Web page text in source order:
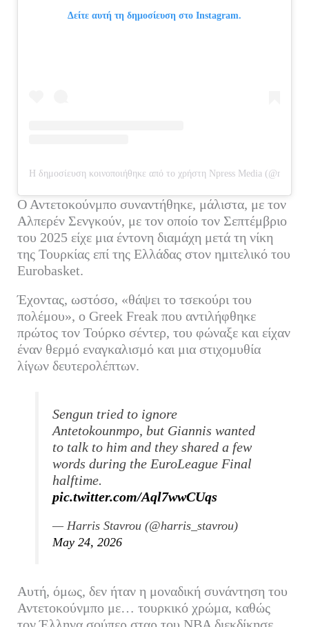
Δείτε αυτή τη δημοσίευση στο Instagram.
Η δημοσίευση κοινοποιήθηκε από το χρήστη Npress Media
Ο Αντετοκούνμπο συναντήθηκε, μάλιστα, με τον
Αλπερέν Σενγκούν, με τον οποίο τον Σεπτέμβριο
του 2025 είχε μια έντονη διαμάχη μετά τη νίκη
της Τουρκίας επί της Ελλάδας στον ημιτελικό του
Eurobasket.
Έχοντας, ωστόσο, «θάψει το τσεκούρι του
πολέμου», ο Greek Freak που αντιλήφθηκε
πρώτος τον Τούρκο σέντερ, του φώναξε και είχαν
έναν θερμό εναγκαλισμό και μια στιχομυθία
λίγων δευτερολέπτων.
Sengun tried to ignore
Antetokounmpo, but Giannis wanted
to talk to him and they shared a few
words during the EuroLeague Final
halftime.
pic.twitter.com/Aql7wwCUqs
— Harris Stavrou (@harris_stavrou)
May 24, 2026
Αυτή, όμως, δεν ήταν η μοναδική συνάντηση του
Αντετοκούνμπο με… τουρκικό χρώμα, καθώς